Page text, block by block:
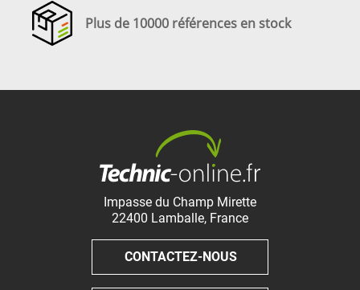
Plus de 10000 références en stock
Impasse du Champ Mirette
22400 Lamballe, France
CONTACTEZ-NOUS